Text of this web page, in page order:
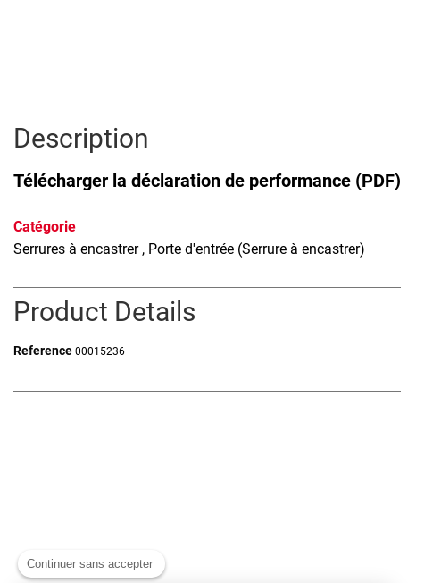
Description
Télécharger la déclaration de performance (PDF)
Catégorie
Serrures à encastrer , Porte d'entrée (Serrure à encastrer)
Product Details
Reference 00015236
Continuer sans accepter